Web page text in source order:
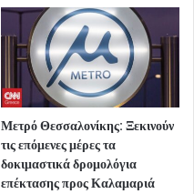
Μετρό Θεσσαλονίκης: Ξεκινούν
τις επόμενες μέρες τα
δοκιμαστικά δρομολόγια
επέκτασης προς Καλαμαριά